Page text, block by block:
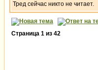
Тред сейчас никто не читает.
Страница 1 из 42